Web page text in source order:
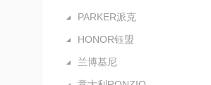
PARKER派克
HONOR钰盟
兰博基尼